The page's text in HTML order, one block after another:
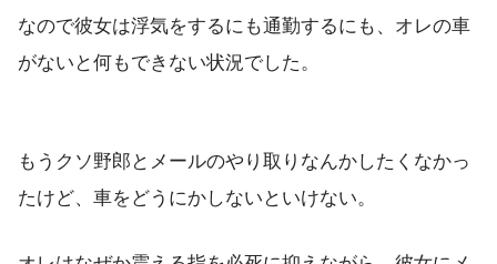
なので彼女は浮気をするにも通勤するにも、オレの車
がないと何もできない状況でした。
もうクソ野郎とメールのやり取りなんかしたくなかっ
たけど、車をどうにかしないといけない。